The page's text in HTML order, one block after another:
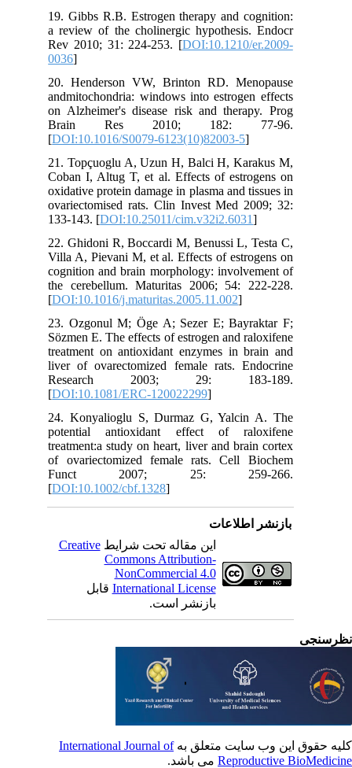
19. Gibbs R.B. Estrogen therapy and cognition:
a review of the cholinergic hypothesis. Endocr
Rev 2010; 31: 224-253. [DOI:10.1210/er.2009-
0036
20. Henderson VW, Brinton RD. Menopause
andmitochondria: windows into estrogen effects
on Alzheimer's disease risk and therapy. Prog
Brain Res 2010; 182: 77-96.
[DOI:10.1016/S0079-6123(10)82003-5
21. Topçuoglu A, Uzun H, Balci H, Karakus M,
Coban I, Altug T, et al. Effects of estrogens on
oxidative protein damage in plasma and tissues in
ovariectomised rats. Clin Invest Med 2009; 32:
133-143. [DOI:10.25011/cim.v32i2.6031
22. Ghidoni R, Boccardi M, Benussi L, Testa C,
Villa A, Pievani M, et al. Effects of estrogens on
cognition and brain morphology: involvement of
the cerebellum. Maturitas 2006; 54: 222-228.
[DOI:10.1016/j.maturitas.2005.11.002
23. Ozgonul M; Öge A; Sezer E; Bayraktar F;
Sözmen E. The effects of estrogen and raloxifene
treatment on antioxidant enzymes in brain and
liver of ovarectomized female rats. Endocrine
Research 2003; 29: 183-189.
[DOI:10.1081/ERC-120022299
24. Konyalioglu S, Durmaz G, Yalcin A. The
potential antioxidant effect of raloxifene
treatment:a study on heart, liver and brain cortex
of ovariectomized female rats. Cell Biochem
Funct 2007; 25: 259-266.
[DOI:10.1002/cbf.1328
بازنشر اطلاعات
این مقاله تحت شرایطCreative
Commons Attribution-
NonCommercial 4.0
International Licenseقابل
بازنشر است.
حقوق این وب سایت متعلق بهInternational Journal of
Reproductiveمی باشد.